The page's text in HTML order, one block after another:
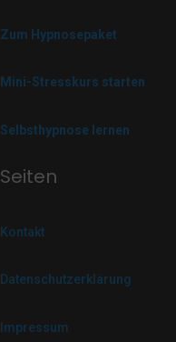
Zum Hypnosepaket
Mini-Stresskurs starten
Selbsthypnose lernen
Seiten
Kontakt
Datenschutzerklärung
Impressum